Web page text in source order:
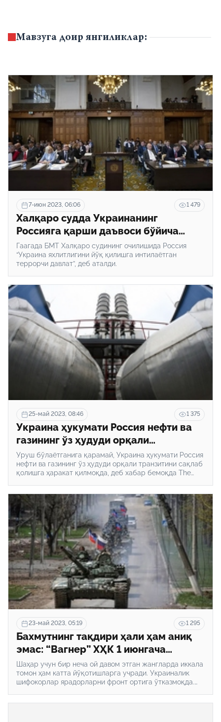
Мавзуга доир янгиликлар:
7-июн 2023, 06:06 1 479
Халқаро судда Украинанинг
Россияга қарши даъвоси бўйича
тингловлар бошланди
Гаагада БМТ Халқаро судининг очилишида Россия
“Украина яхлитлигини йўқ қилишга интилаётган
террорчи давлат”, деб аталди.
25-май 2023, 08:46 1 375
Украина ҳукумати Россия нефти ва
газининг ўз ҳудуди орқали
транзитини сақлаб қолмоқчи — The
Washington Post
Уруш бўлаётганига қарамай, Украина ҳукумати Россия
нефти ва газининг ўз ҳудуди орқали транзитини сақлаб
қолишга ҳаракат қилмоқда, деб хабар бемоқда The
23-май 2023, 05:19 1 295
Бахмутнинг тақдири ҳали ҳам аниқ
эмас: “Вагнер” ХҲК 1 июнгача
шаҳарни тарк этади
Шаҳар учун бир неча ой давом этган жангларда иккала
томон ҳам катта йўқотишларга учради. Украиналик
шифокорлар ярадорларни фронт ортига ўтказмоқда.